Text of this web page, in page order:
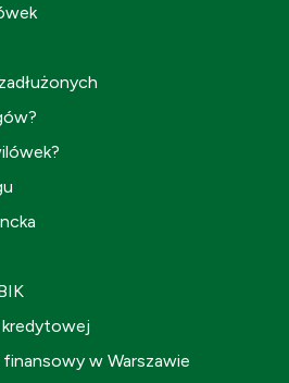
w Warszawie